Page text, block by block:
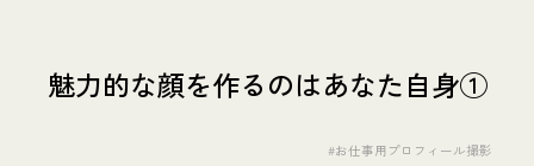
魅力的な顔を作るのはあなた自身①
#お仕事用プロフィール撮影